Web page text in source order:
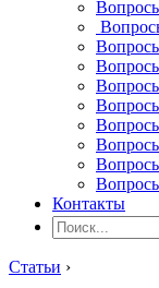
Контакты
Статьи ›